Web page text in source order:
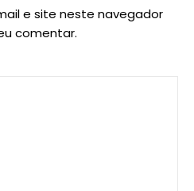
e site neste navegador
comentar.